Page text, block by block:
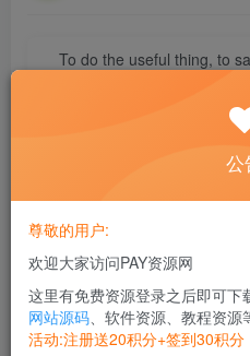
To do the useful thing, to
做有用的事，说勇敢的
先到dedebiz官网下载好最新的
下载完程序解压出来 src文件
然后把模板下载好解压出来直
上传src文件夹内的所有文件
然后安装访问后台
公
尊敬的用户:
欢迎大家访问PAY资源网
这里有免费资源登录之后即可下
网站源码、软件资源、教程资源
活动:注册送20积分+签到30积分